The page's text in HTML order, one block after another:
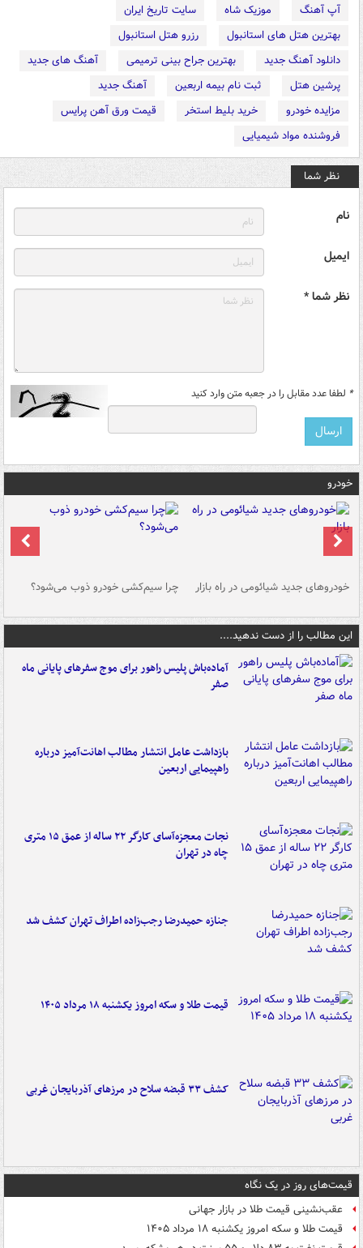
آپ آهنگ موزیک شاه
سایت تاریخ ایران
بهترین هتل های استانبول
رزرو هتل استانبول
دانلود آهنگ جدید
بهترین جراح بینی ترمیمی
آهنگ های جدید
پرشین هتل
ثبت نام بیمه اربعین
آهنگ جدید
مزایده خودرو
خرید بلیط استخر
قیمت ورق آهن پرایس
فروشنده مواد شیمیایی
نظر شما
نام
ایمیل
نظر شما *
* لطفا عدد مقابل را در جعبه متن وارد کنید
خودرو
خودروهای جدید شیائومی در راه بازار چرا سیم‌کشی خودرو ذوب می‌شود؟
این مطالب را از دست ندهید....
آماده‌باش پلیس راهور برای موج سفرهای پایانی ماه
صفر
بازداشت عامل انتشار مطالب اهانت‌آمیز درباره
راهپیمایی اربعین
نجات معجزه‌آسای کارگر ۲۲ ساله از عمق ۱۵ متری
چاه در تهران
جنازه حمیدرضا رجب‌زاده اطراف تهران کشف شد
قیمت طلا و سکه امروز یکشنبه ۱۸ مرداد ۱۴۰۵
کشف ۳۳ قبضه سلاح در مرزهای آذربایجان غربی
قیمت‌های روز در یک نگاه
عقب‌نشینی قیمت طلا در بازار جهانی
قیمت طلا و سکه امروز یکشنبه ۱۸ مرداد ۱۴۰۵